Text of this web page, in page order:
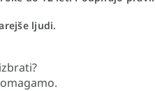
ljudi.